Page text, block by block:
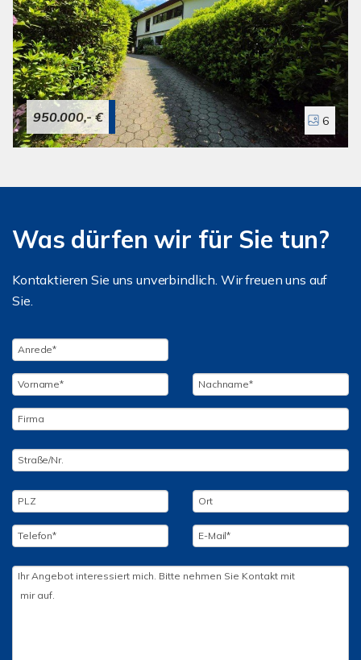
950.000,- € 6
Was dürfen wir für Sie tun?
Kontaktieren Sie uns unverbindlich. Wir freuen uns auf
Sie.